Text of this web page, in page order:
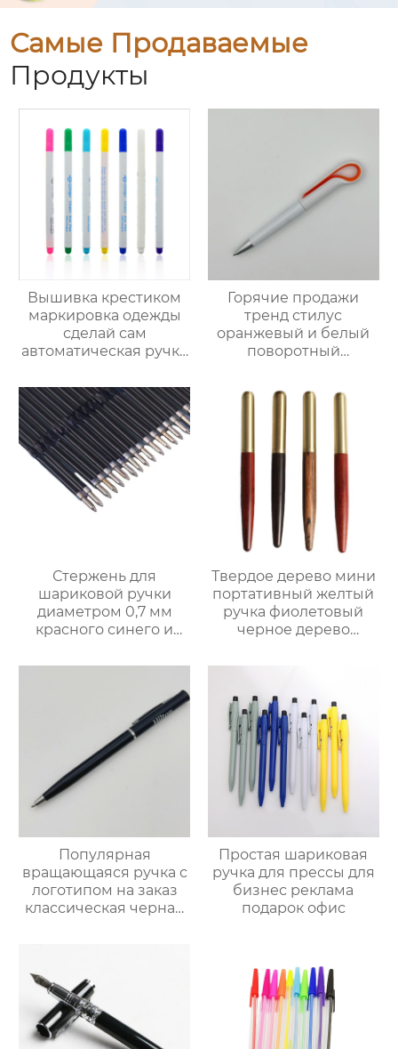
Самые Продаваемые
Продукты
Вышивка крестиком
маркировка одежды
сделай сам
автоматическая ручка
выцветания
гидролитическая
ручка
Горячие продажи
тренд стилус
оранжевый и белый
поворотный
Стержень для
шариковой ручки
диаметром 0,7 мм
красного синего и
Твердое дерево мини
портативный желтый
ручка фиолетовый
черное дерево
Популярная
вращающаяся ручка с
логотипом на заказ
классическая черная
Простая шариковая
ручка для прессы для
бизнес реклама
подарок офис